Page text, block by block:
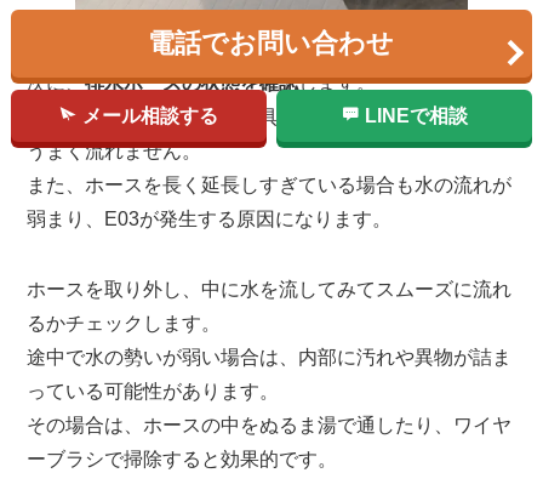
次に、排水ホースの状態を確認します。
ホースが折れていたり、家具の下で潰れていると排水が
うまく流れません。
また、ホースを長く延長しすぎている場合も水の流れが
弱まり、E03が発生する原因になります。
ホースを取り外し、中に水を流してみてスムーズに流れ
るかチェックします。
途中で水の勢いが弱い場合は、内部に汚れや異物が詰ま
っている可能性があります。
その場合は、ホースの中をぬるま湯で通したり、ワイヤ
ーブラシで掃除すると効果的です。
電話でお問い合わせ
メール相談する LINEで相談